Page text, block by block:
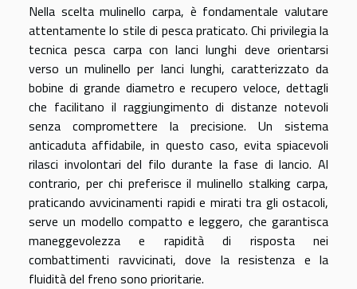
Nella scelta mulinello carpa, è fondamentale valutare
attentamente lo stile di pesca praticato. Chi privilegia la
tecnica pesca carpa con lanci lunghi deve orientarsi
verso un mulinello per lanci lunghi, caratterizzato da
bobine di grande diametro e recupero veloce, dettagli
che facilitano il raggiungimento di distanze notevoli
senza compromettere la precisione. Un sistema
anticaduta affidabile, in questo caso, evita spiacevoli
rilasci involontari del filo durante la fase di lancio. Al
contrario, per chi preferisce il mulinello stalking carpa,
praticando avvicinamenti rapidi e mirati tra gli ostacoli,
serve un modello compatto e leggero, che garantisca
maneggevolezza e rapidità di risposta nei
combattimenti ravvicinati, dove la resistenza e la
fluidità del freno sono prioritarie.